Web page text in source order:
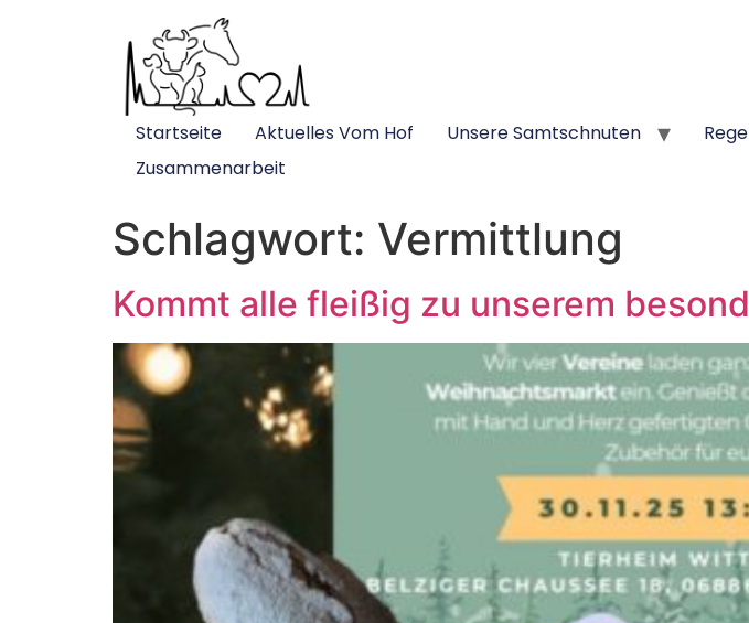
Startseite Aktuelles Vom Hof Unsere Samtschnuten
Zusammenarbeit
Schlagwort: Vermittlung
Kommt alle fleißig zu unserem